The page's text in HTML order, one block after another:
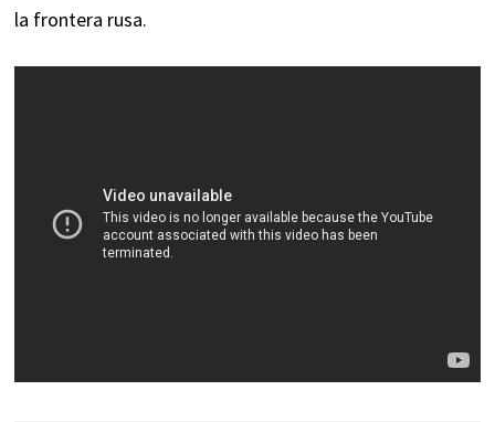
la frontera rusa.